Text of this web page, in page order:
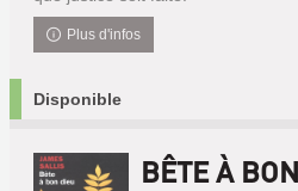
Plus d'infos
Disponible
BÊTE À